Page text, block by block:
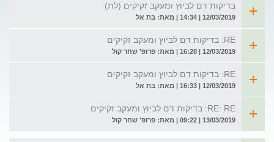
בדיקות דם לביוץ ומעקב זקיקים (לת)
12/03/2019 | 14:34 | מאת: בת אל
RE: בדיקות דם לביוץ ומעקב זקיקים
12/03/2019 | 16:28 | מאת: פרופ' שחר קול
RE: בדיקות דם לביוץ ומעקב זקיקים
12/03/2019 | 16:33 | מאת: בת אל
RE: RE: בדיקות דם לביוץ ומעקב זקיקים
13/03/2019 | 09:22 | מאת: פרופ' שחר קול